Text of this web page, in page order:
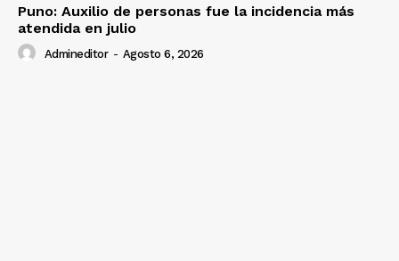
Puno: Auxilio de personas fue la incidencia más
atendida en julio
Admineditor - Agosto 6, 2026